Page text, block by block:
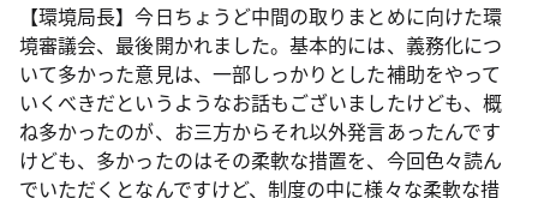
【環境局長】今日ちょうど中間の取りまとめに向けた環
境審議会、最後開かれました。基本的には、義務化につ
いて多かった意見は、一部しっかりとした補助をやって
いくべきだというようなお話もございましたけども、概
ね多かったのが、お三方からそれ以外発言あったんです
けども、多かったのはその柔軟な措置を、今回色々読ん
でいただくとなんですけど、制度の中に様々な柔軟な措